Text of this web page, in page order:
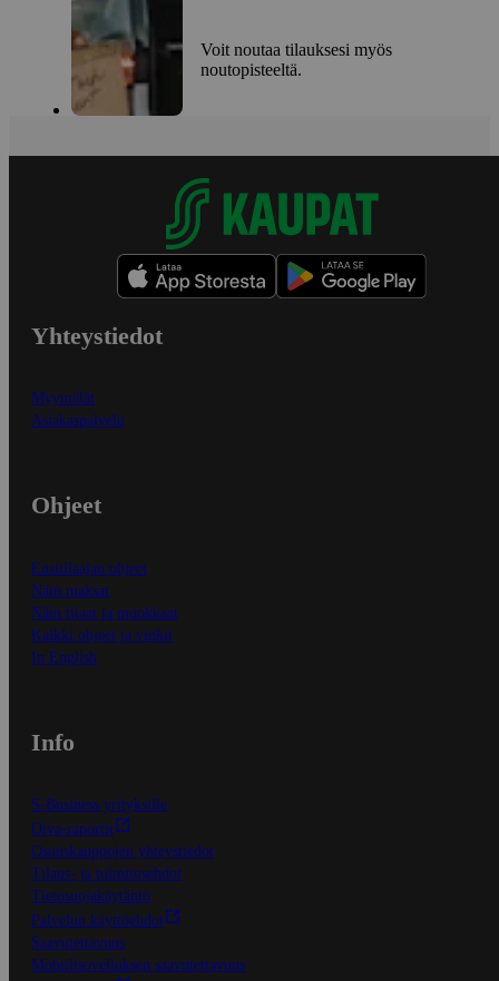
Voit noutaa tilauksesi myös
noutopisteeltä.
Yhteystiedot
Myymälät
Asiakaspalvelu
Ohjeet
Ensitilaajan ohjeet
Näin maksat
Näin tilaat ja muokkaat
Kaikki ohjeet ja vinkit
In English
Info
S-Business yrityksille
Oiva-raportit
Osuuskauppojen yhteystiedot
Tilaus- ja toimitusehdot
Tietosuojakäytäntö
Palvelun käyttöehdot
Saavutettavuus
Mobiilisovelluksen saavutettavuus